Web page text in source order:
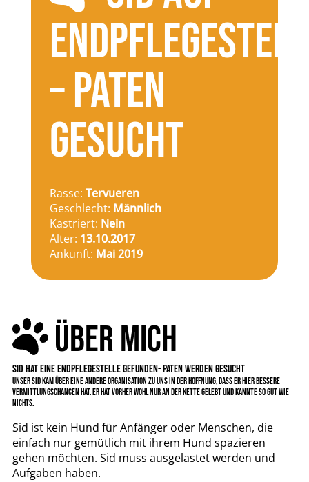
– PATEN
GESUCHT
Rasse: Tervueren
Geschlecht: Männlich
Kastriert: Nein
Alter: 13.10.2017
Ankunft: Mai 2019
ÜBER MICH
SID HAT EINE ENDPFLEGESTELLE GEFUNDEN- PATEN WERDEN GESUCHT
UNSER SID KAM ÜBER EINE ANDERE ORGANISATION ZU UNS IN DER HOFFNUNG, DASS ER HIER BESSERE
VERMITTLUNGSCHANCEN HAT. ER HAT VORHER WOHL NUR AN DER KETTE GELEBT UND KANNTE SO GUT WIE
NICHTS.
Sid ist kein Hund für Anfänger oder Menschen, die
einfach nur gemütlich mit ihrem Hund spazieren
gehen möchten. Sid muss ausgelastet werden und
Aufgaben haben.